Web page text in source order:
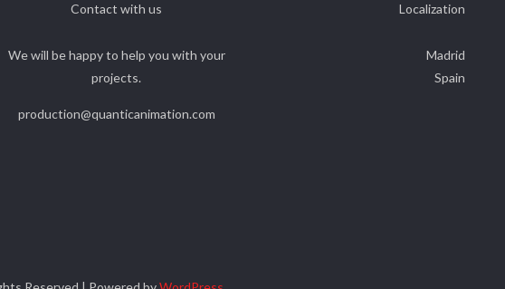
Contact with us
We will be happy to help you with your
projects.
production@quanticanimation.com
Localization
Madrid
Spain